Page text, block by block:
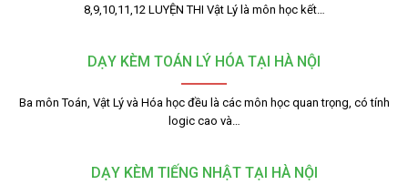
8,9,10,11,12 LUYỆN THI Vật Lý là môn học kết…
DẠY KÈM TOÁN LÝ HÓA TẠI HÀ NỘI
Ba môn Toán, Vật Lý và Hóa học đều là các môn học quan trọng, có tính
logic cao và…
DẠY KÈM TIẾNG NHẬT TẠI HÀ NỘI